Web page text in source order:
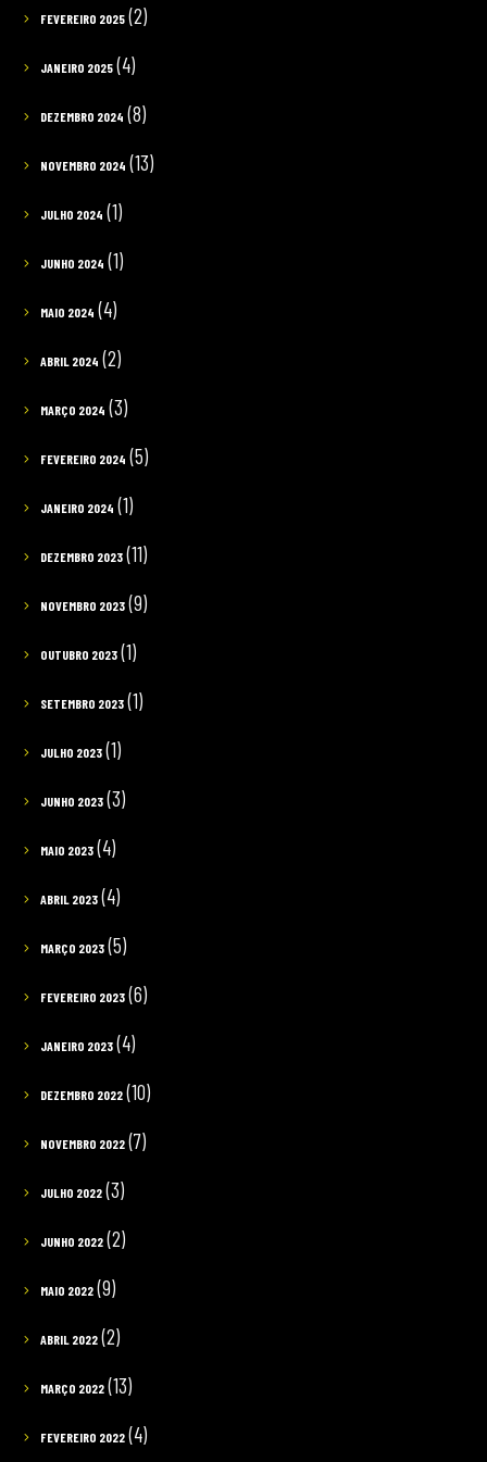
FEVEREIRO 2025(2)
JANEIRO 2025(4)
DEZEMBRO 2024 (8)
NOVEMBRO 2024 (13)
JULHO 2024 (1)
JUNHO 2024 (1)
MAIO 2024 (4)
ABRIL 2024 (2)
MARÇO 2024 (3)
FEVEREIRO 2024 (5)
JANEIRO 2024 (1)
DEZEMBRO 2023(11)
NOVEMBRO 2023(9)
OUTUBRO 2023(1)
SETEMBRO 2023(1)
JULHO 2023(1)
JUNHO 2023(3)
MAIO 2023(4)
ABRIL 2023(4)
MARÇO 2023(5)
FEVEREIRO 2023(6)
JANEIRO 2023(4)
DEZEMBRO 2022(10)
NOVEMBRO 2022(7)
JULHO 2022(3)
JUNHO 2022(2)
MAIO 2022(9)
ABRIL 2022(2)
MARÇO 2022(13)
FEVEREIRO 2022(4)